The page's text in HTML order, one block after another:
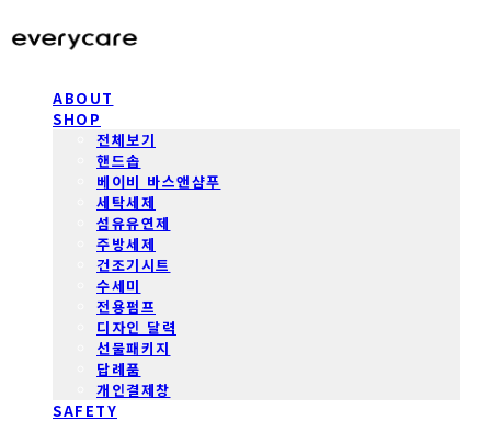
ABOUT
SHOP
전체보기
핸드솝
베이비 바스앤샴푸
세탁세제
섬유유연제
주방세제
건조기시트
수세미
전용펌프
디자인 달력
선물패키지
답례품
개인결제창
SAFETY